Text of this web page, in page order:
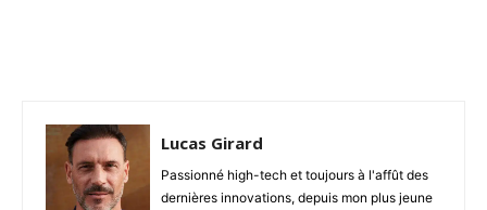
Lucas Girard
Passionné high-tech et toujours à l'affût des
dernières innovations, depuis mon plus jeune